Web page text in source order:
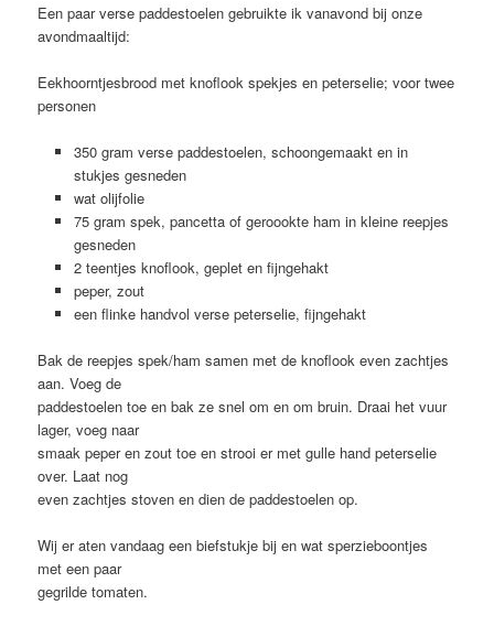
Een paar verse paddestoelen gebruikte ik vanavond bij onze
avondmaaltijd:
Eekhoorntjesbrood met knoflook spekjes en peterselie; voor twee
personen
350 gram verse paddestoelen, schoongemaakt en in
stukjes gesneden
wat olijfolie
75 gram spek, pancetta of geroookte ham in kleine reepjes
gesneden
2 teentjes knoflook, geplet en fijngehakt
peper, zout
een flinke handvol verse peterselie, fijngehakt
Bak de reepjes spek/ham samen met de knoflook even zachtjes
aan. Voeg de
paddestoelen toe en bak ze snel om en om bruin. Draai het vuur
lager, voeg naar
smaak peper en zout toe en strooi er met gulle hand peterselie
over. Laat nog
even zachtjes stoven en dien de paddestoelen op.
Wij er aten vandaag een biefstukje bij en wat sperzieboontjes
met een paar
gegrilde tomaten.